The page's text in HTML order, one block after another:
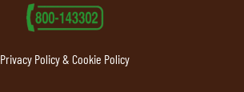
Privacy Policy & Cookie Policy